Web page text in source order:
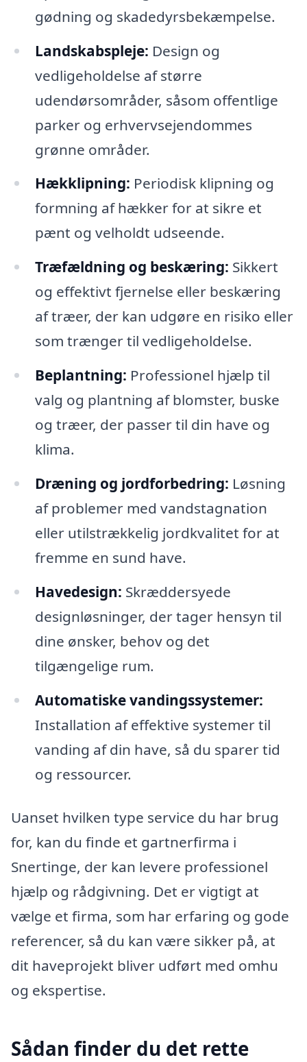
gødning og skadedyrsbekæmpelse.
Landskabspleje: Design og
vedligeholdelse af større
udendørsområder, såsom offentlige
parker og erhvervsejendommes
grønne områder.
Hækklipning: Periodisk klipning og
formning af hækker for at sikre et
pænt og velholdt udseende.
Træfældning og beskæring: Sikkert
og effektivt fjernelse eller beskæring
af træer, der kan udgøre en risiko eller
som trænger til vedligeholdelse.
Beplantning: Professionel hjælp til
valg og plantning af blomster, buske
og træer, der passer til din have og
klima.
Dræning og jordforbedring: Løsning
af problemer med vandstagnation
eller utilstrækkelig jordkvalitet for at
fremme en sund have.
Havedesign: Skræddersyede
designløsninger, der tager hensyn til
dine ønsker, behov og det
tilgængelige rum.
Automatiske vandingssystemer:
Installation af effektive systemer til
vanding af din have, så du sparer tid
og ressourcer.
Uanset hvilken type service du har brug
for, kan du finde et gartnerfirma i
Snertinge, der kan levere professionel
hjælp og rådgivning. Det er vigtigt at
vælge et firma, som har erfaring og gode
referencer, så du kan være sikker på, at
dit haveprojekt bliver udført med omhu
og ekspertise.
Sådan finder du det rette